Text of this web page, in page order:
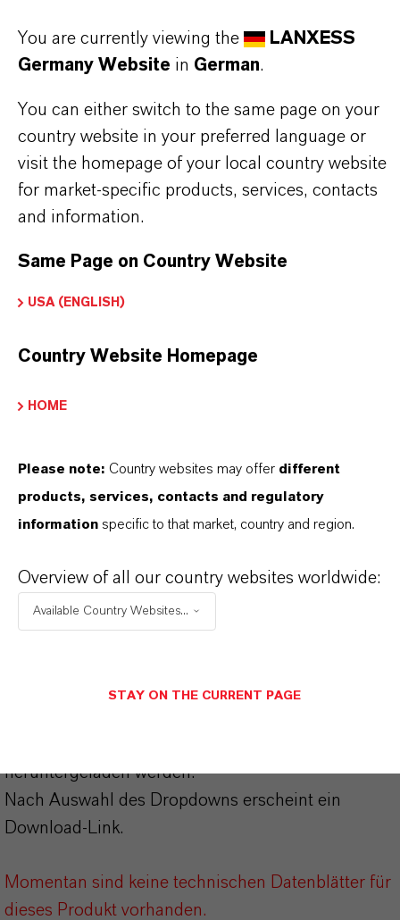
entsprechenden Markenwebsite:
➔Fine Chemical Top-Qualität für viele
Saltigo Broschüren & Zertifikate
Masse
54-2
PRODUKTSYNONYME
PRODUKTDATENBLÄTTER
heruntergeladen werden.
Nach Auswahl des Dropdowns erscheint ein
Download-Link.
Momentan sind keine technischen Datenblätter für
dieses Produkt vorhanden.
You are currently viewing the
LANXESS
Germany Website in German.
You can either switch to the same page on your
country website in your preferred language or
visit the homepage of your local country website
for market-specific products, services, contacts
and information.
Same Page on Country Website
USA (ENGLISH)
Country Website Homepage
HOME
Please note: Country websites may offer different
products, services, contacts and regulatory
information specific to that market, country and region.
Overview of all our country websites worldwide:
Available Country Websites...
STAY ON THE CURRENT PAGE